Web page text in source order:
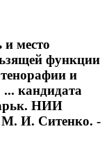
место
функции
тенорафии и
... кандидата
НИИ
М. И. Ситенко. -